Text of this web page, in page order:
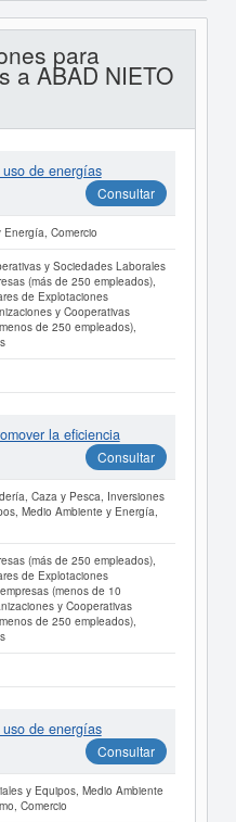
para
a ABAD NIETO
de energías
Consultar
Comercio
y Sociedades Laborales
(más de 250 empleados),
de Explotaciones
y Cooperativas
de 250 empleados),
la eficiencia
Consultar
Caza y Pesca, Inversiones
Medio Ambiente y Energía,
(más de 250 empleados),
de Explotaciones
(menos de 10
y Cooperativas
de 250 empleados),
de energías
Consultar
y Equipos, Medio Ambiente
Comercio